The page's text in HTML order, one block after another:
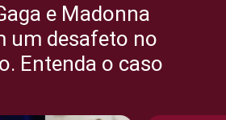
e Madonna
um desafeto no
Entenda o caso